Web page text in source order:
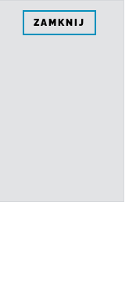
ZAMKNIJ